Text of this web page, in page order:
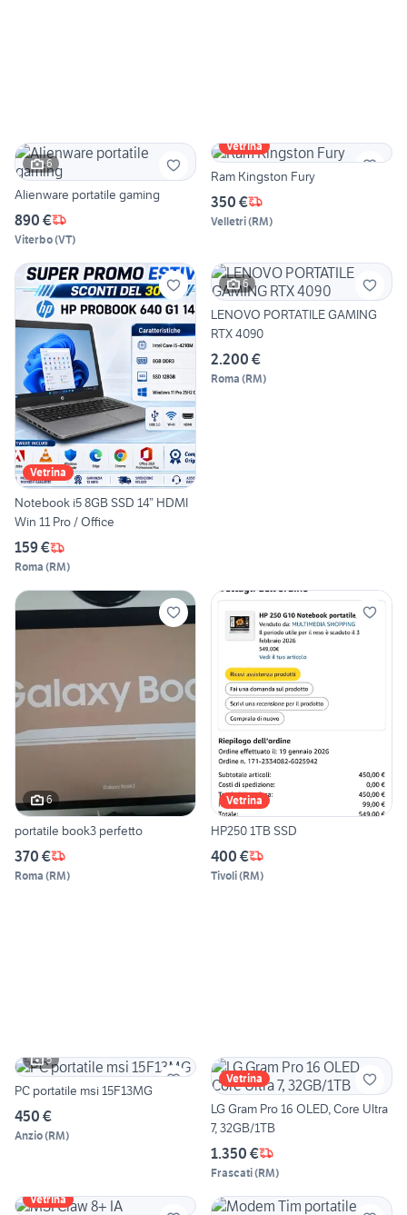
6
Alienware portatile gaming
890 €
Viterbo(VT)
Vetrina
Ram Kingston Fury
350 €
Velletri(RM)
Vetrina
Notebook i5 8GB SSD 14” HDMI
Win 11 Pro / Office
159 €
Roma (RM)
6
LENOVO PORTATILE GAMING
RTX 4090
2.200 €
Roma (RM)
6
portatile book3 perfetto
370 €
Roma (RM)
Vetrina
HP250 1TB SSD
400 €
Tivoli(RM)
5
PC portatile msi 15F13MG
450 €
Anzio(RM)
Vetrina
LG Gram Pro 16 OLED, Core Ultra
7, 32GB/1TB
1.350 €
Frascati(RM)
Vetrina